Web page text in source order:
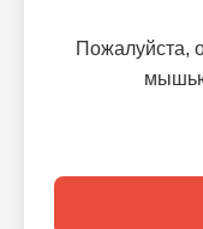
Пожалуйста,